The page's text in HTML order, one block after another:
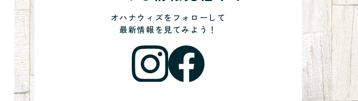
オハナウィズをフォローして
最新情報を見てみよう！